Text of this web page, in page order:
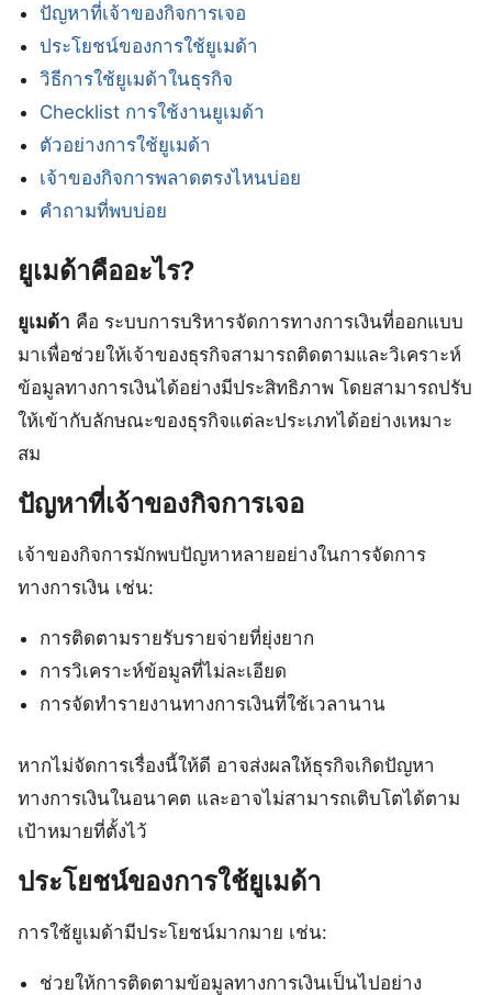
ปัญหาที่เจ้าของกิจการเจอ
ประโยชน์ของการใช้ยูเมด้า
วิธีการใช้ยูเมด้าในธุรกิจ
Checklist การใช้งานยูเมด้า
ตัวอย่างการใช้ยูเมด้า
เจ้าของกิจการพลาดตรงไหนบ่อย
คำถามที่พบบ่อย
ยูเมด้าคืออะไร?
ยูเมด้า คือ ระบบการบริหารจัดการทางการเงินที่ออกแบบ
มาเพื่อช่วยให้เจ้าของธุรกิจสามารถติดตามและวิเคราะห์
ข้อมูลทางการเงินได้อย่างมีประสิทธิภาพ โดยสามารถปรับ
ให้เข้ากับลักษณะของธุรกิจแต่ละประเภทได้อย่างเหมาะ
สม
ปัญหาที่เจ้าของกิจการเจอ
เจ้าของกิจการมักพบปัญหาหลายอย่างในการจัดการ
ทางการเงิน เช่น:
การติดตามรายรับรายจ่ายที่ยุ่งยาก
การวิเคราะห์ข้อมูลที่ไม่ละเอียด
การจัดทำรายงานทางการเงินที่ใช้เวลานาน
หากไม่จัดการเรื่องนี้ให้ดี อาจส่งผลให้ธุรกิจเกิดปัญหา
ทางการเงินในอนาคต และอาจไม่สามารถเติบโตได้ตาม
เป้าหมายที่ตั้งไว้
ประโยชน์ของการใช้ยูเมด้า
การใช้ยูเมด้ามีประโยชน์มากมาย เช่น:
ช่วยให้การติดตามข้อมูลทางการเงินเป็นไปอย่าง